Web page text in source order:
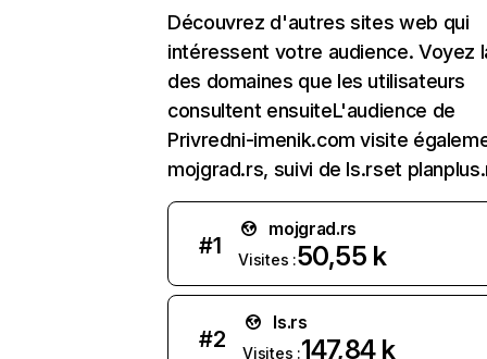
Découvrez d'autres sites web qui
intéressent votre audience. Voyez
des domaines que les utilisateurs
consultent ensuiteL'audience de
Privredni-imenik.com visite
mojgrad.rs, suivi de ls.rset
#1
mojgrad.rs
Visites :50,55 k
#2
ls.rs
Visites :147,84 k